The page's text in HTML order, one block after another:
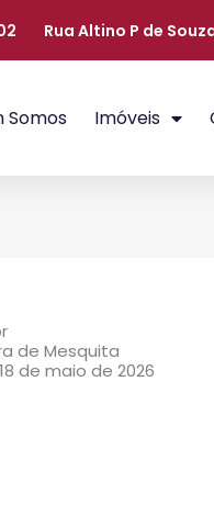
Rua Altino P de
Somos Imóveis
de Mesquita
18 de maio de 2026